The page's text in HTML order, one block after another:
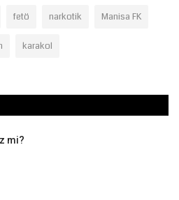
fetö narkotik Manisa FK
karakol
mi?